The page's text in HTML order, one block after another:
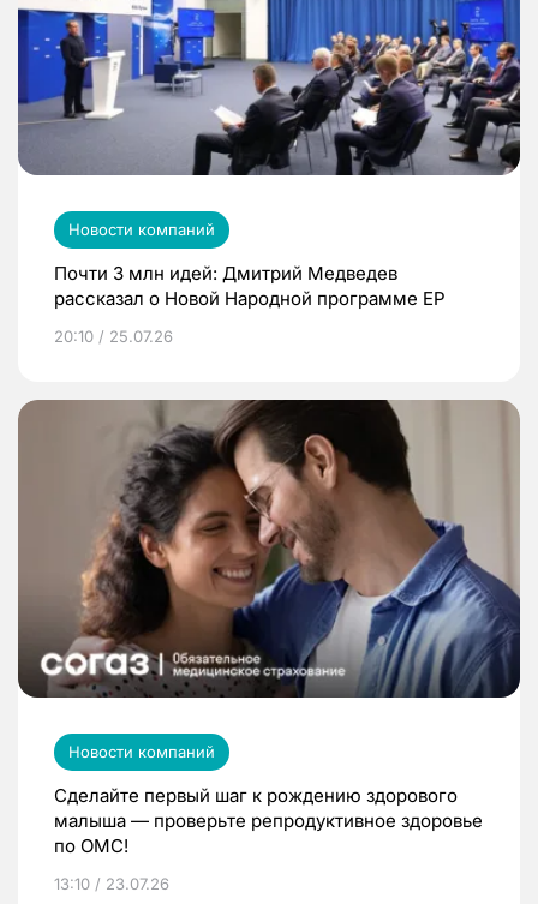
Новости компаний
Почти 3 млн идей: Дмитрий Медведев
рассказал о Новой Народной программе ЕР
20:10 / 25.07.26
Новости компаний
Сделайте первый шаг к рождению здорового
малыша — проверьте репродуктивное здоровье
по ОМС!
13:10 / 23.07.26